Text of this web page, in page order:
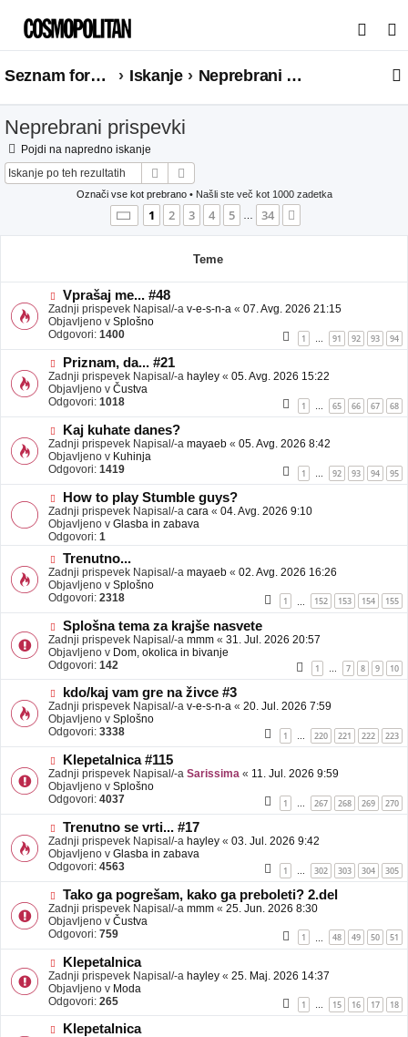
s
a
Seznam forumov Iskanje Neprebrani prispevki
Neprebrani prispevki
Pojdi na napredno iskanje
Iskanje
Označi vse kot prebrano• Našli ste več kot 1000 zadetka
Stran 1od34
1 2 3 4 5 … 34
Teme
N
o
v
e
b
a
v
e
Vprašaj me... #48
Zadnji prispevek Napisal/-a v-e-s-n-a « 07. Avg. 2026 21:15
Objavljeno v Splošno
Odgovori: 1400 1 … 91 92 93 94
N
o
v
e
b
a
v
e
Priznam, da... #21
Zadnji prispevek Napisal/-a hayley « 05. Avg. 2026 15:22
Objavljeno v Čustva
Odgovori: 1018 1 … 65 66 67 68
N
o
v
e
b
a
v
e
Kaj kuhate danes?
Zadnji prispevek Napisal/-a mayaeb « 05. Avg. 2026 8:42
Objavljeno v Kuhinja
Odgovori: 1419 1 92 93 94 95
N
o
v
e
o
b
j
a
v
e
How to play Stumble guys?
Zadnji prispevek Napisal/-a cara « 04. Avg. 2026 9:10
Objavljeno v Glasba in zabava
Odgovori: 1
N
o
v
e
o
b
a
v
e
Trenutno...
Zadnji prispevek Napisal/-a mayaeb « 02. Avg. 2026 16:26
Objavljeno v Splošno
Odgovori: 2318 1 152 153 154 155
N
o
v
e
o
b
a
v
e
Splošna tema za krajše nasvete
Zadnji prispevek Napisal/-a mmm « 31. Jul. 2026 20:57
Objavljeno v Dom, okolica in bivanje
Odgovori: 142 1 … 7 8 9 10
N
o
v
e
b
a
v
e
kdo/kaj vam gre na živce #3
Zadnji prispevek Napisal/-a v-e-s-n-a « 20. Jul. 2026 7:59
Objavljeno v Splošno
Odgovori: 3338 1 … 220 221 222 223
N
o
v
e
b
a
v
e
Klepetalnica #115
Zadnji prispevek Napisal/-a Sarissima « 11. Jul. 2026 9:59
Objavljeno v Splošno
Odgovori: 4037 1 … 267 268 269 270
N
o
v
e
b
a
v
e
Trenutno se vrti... #17
Zadnji prispevek Napisal/-a hayley « 03. Jul. 2026 9:42
Objavljeno v Glasba in zabava
Odgovori: 4563 1 302 303 304 305
N
o
v
e
o
b
a
v
e
Tako ga pogrešam, kako ga preboleti? 2.del
Zadnji prispevek Napisal/-a mmm « 25. Jun. 2026 8:30
Objavljeno v Čustva
Odgovori: 759 1 48 49 50 51
N
o
v
e
o
b
Klepetalnica
Zadnji prispevek Napisal/-a hayley « 25. Maj. 2026 14:37
Objavljeno v Moda
Odgovori: 265 1 … 15 16 17 18
NKlepetalnica